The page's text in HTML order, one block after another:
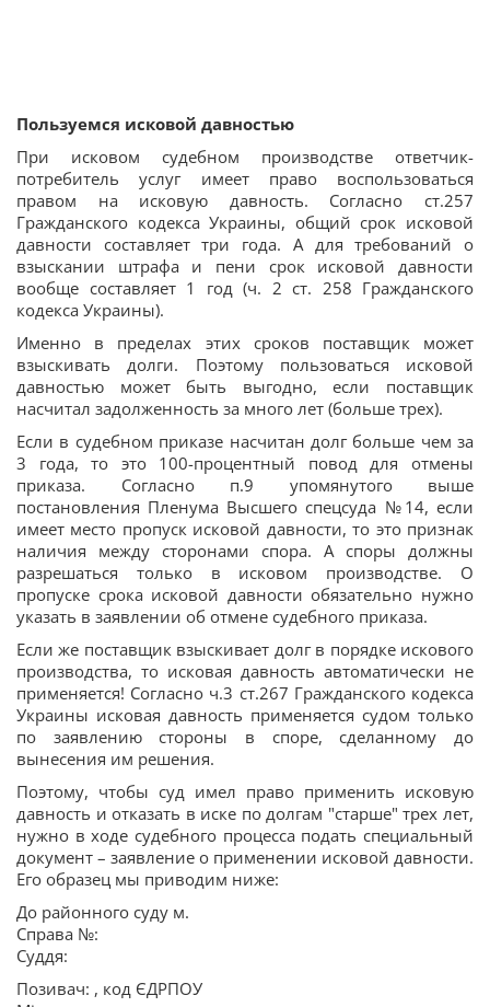
Пользуемся исковой давностью
При исковом судебном производстве ответчик-
потребитель услуг имеет право воспользоваться
правом на исковую давность. Согласно ст.257
Гражданского кодекса Украины, общий срок исковой
давности составляет три года. А для требований о
взыскании штрафа и пени срок исковой давности
вообще составляет 1 год (ч. 2 ст. 258 Гражданского
кодекса Украины).
Именно в пределах этих сроков поставщик может
взыскивать долги. Поэтому пользоваться исковой
давностью может быть выгодно, если поставщик
насчитал задолженность за много лет (больше трех).
Если в судебном приказе насчитан долг больше чем за
3 года, то это 100-процентный повод для отмены
приказа. Согласно п.9 упомянутого выше
постановления Пленума Высшего спецсуда №14, если
имеет место пропуск исковой давности, то это признак
наличия между сторонами спора. А споры должны
разрешаться только в исковом производстве. О
пропуске срока исковой давности обязательно нужно
указать в заявлении об отмене судебного приказа.
Если же поставщик взыскивает долг в порядке искового
производства, то исковая давность автоматически не
применяется! Согласно ч.3 ст.267 Гражданского кодекса
Украины исковая давность применяется судом только
по заявлению стороны в споре, сделанному до
вынесения им решения.
Поэтому, чтобы суд имел право применить исковую
давность и отказать в иске по долгам "старше" трех лет,
нужно в ходе судебного процесса подать специальный
документ – заявление о применении исковой давности.
Его образец мы приводим ниже:
До районного суду м.
Справа №:
Суддя:
Позивач: , код ЄДРПОУ